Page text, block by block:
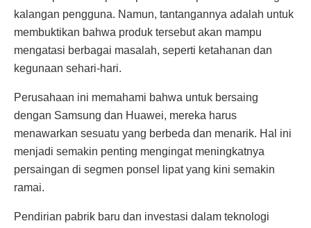
kalangan pengguna. Namun, tantangannya adalah untuk
membuktikan bahwa produk tersebut akan mampu
mengatasi berbagai masalah, seperti ketahanan dan
kegunaan sehari-hari.
Perusahaan ini memahami bahwa untuk bersaing
dengan Samsung dan Huawei, mereka harus
menawarkan sesuatu yang berbeda dan menarik. Hal ini
menjadi semakin penting mengingat meningkatnya
persaingan di segmen ponsel lipat yang kini semakin
ramai.
Pendirian pabrik baru dan investasi dalam teknologi